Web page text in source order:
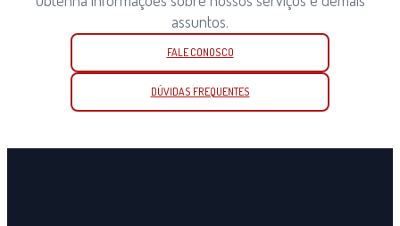
assuntos.
FALE CONOSCO
DÚVIDAS FREQUENTES